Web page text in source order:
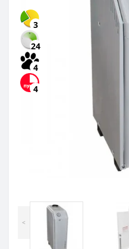
3
24
4
4
<